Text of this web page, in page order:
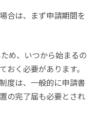
合は、まず申請期間を
め、いつから始まるの
おく必要があります。
度は、一般的に申請書
の完了届も必要とされ